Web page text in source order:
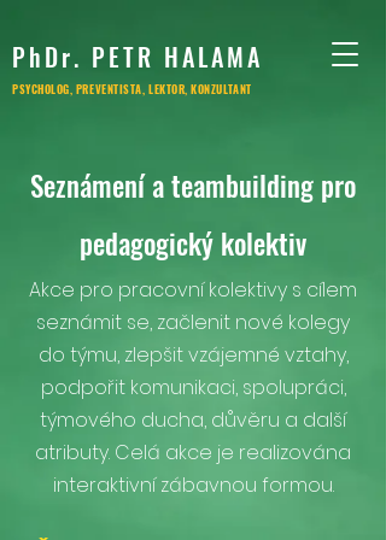
PhDr. PETR HALAMA
PSYCHOLOG, PREVENTISTA, LEKTOR, KONZULTANT
Seznámení a teambuilding pro
pedagogický kolektiv
Akce pro pracovní kolektivy s cílem
seznámit se, začlenit nové kolegy
do týmu, zlepšit vzájemné vztahy,
podpořit komunikaci, spolupráci,
týmového ducha, důvěru a další
atributy. Celá akce je realizována
interaktivní zábavnou formou.